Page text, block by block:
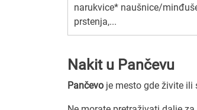
narukvice* naušnice/
prstenja,...
Nakit u Pančevu
Pančevo je mesto gde živite ili